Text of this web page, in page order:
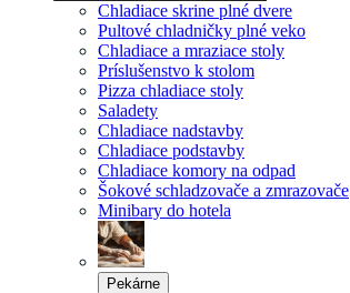
Chladiace skrine plné dvere
Pultové chladničky plné veko
Chladiace a mraziace stoly
Príslušenstvo k stolom
Pizza chladiace stoly
Saladety
Chladiace nadstavby
Chladiace podstavby
Chladiace komory na odpad
Šokové schladzovače a zmrazovače
Minibary do hotela
Pekárne